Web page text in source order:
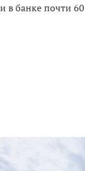
в банке почти